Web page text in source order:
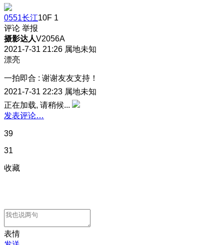
0551长江10F 1
评论 举报
摄影达人V2056A
2021-7-31 21:26 属地未知
漂亮
一拍即合 : 谢谢友友支持！
2021-7-31 22:23 属地未知
正在加载, 请稍候...
发表评论…
39
31
收藏
表情